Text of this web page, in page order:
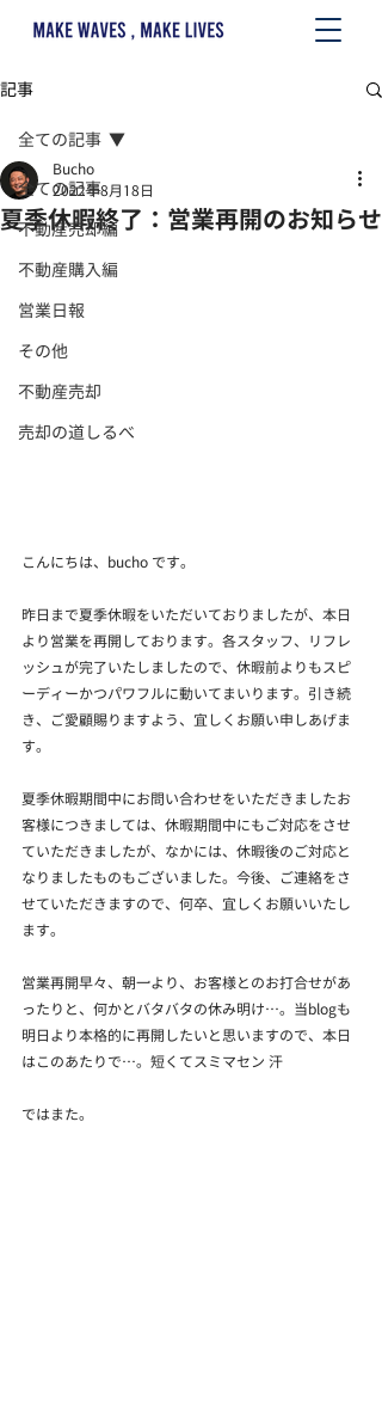
記事
全ての記事
不動産売却編
不動産購入編
営業日報
その他
不動産売却
売却の道しるべ
全ての記事
夏季休暇終了：営業再開のお知らせ
Bucho
2022年8月18日
こんにちは、bucho です。
昨日まで夏季休暇をいただいておりましたが、本日
より営業を再開しております。各スタッフ、リフレ
ッシュが完了いたしましたので、休暇前よりもスピ
ーディーかつパワフルに動いてまいります。引き続
き、ご愛顧賜りますよう、宜しくお願い申しあげま
す。
夏季休暇期間中にお問い合わせをいただきましたお
客様につきましては、休暇期間中にもご対応をさせ
ていただきましたが、なかには、休暇後のご対応と
なりましたものもございました。今後、ご連絡をさ
せていただきますので、何卒、宜しくお願いいたし
ます。
営業再開早々、朝一より、お客様とのお打合せがあ
ったりと、何かとバタバタの休み明け…。当blogも
明日より本格的に再開したいと思いますので、本日
はこのあたりで…。短くてスミマセン 汗
ではまた。